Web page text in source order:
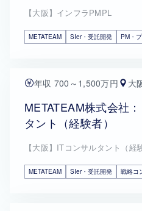
【大阪】インフラPMPL
METATEAM SIer・受託開発 PM・
年収 700～1,500万円 大
METATEAM株式会社
タント（経験者）
【大阪】ITコンサルタント（経
METATEAM SIer・受託開発 戦略コ